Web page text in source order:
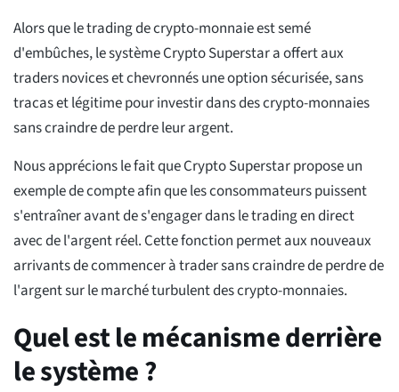
Alors que le trading de crypto-monnaie est semé
d'embûches, le système Crypto Superstar a offert aux
traders novices et chevronnés une option sécurisée, sans
tracas et légitime pour investir dans des crypto-monnaies
sans craindre de perdre leur argent.
Nous apprécions le fait que Crypto Superstar propose un
exemple de compte afin que les consommateurs puissent
s'entraîner avant de s'engager dans le trading en direct
avec de l'argent réel. Cette fonction permet aux nouveaux
arrivants de commencer à trader sans craindre de perdre de
l'argent sur le marché turbulent des crypto-monnaies.
Quel est le mécanisme derrière
le système ?